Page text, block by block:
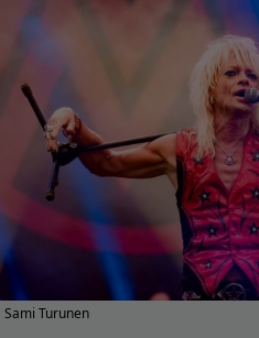
Sami Turunen